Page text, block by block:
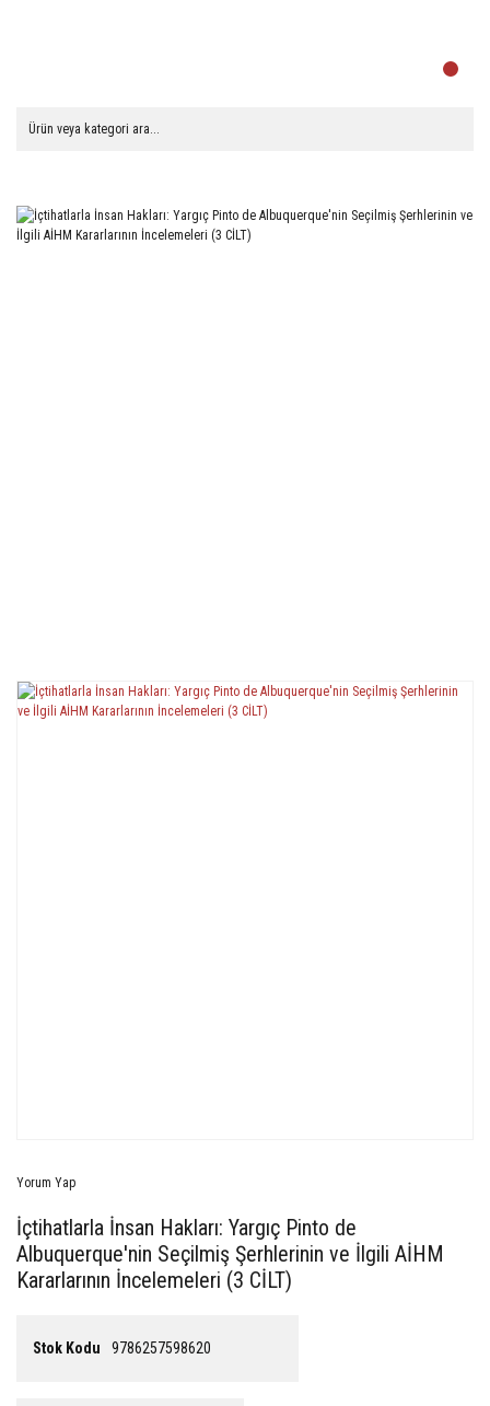
Yorum Yap
İçtihatlarla İnsan Hakları: Yargıç Pinto de
Albuquerque'nin Seçilmiş Şerhlerinin ve İlgili AİHM
Kararlarının İncelemeleri (3 CİLT)
Stok Kodu 9786257598620